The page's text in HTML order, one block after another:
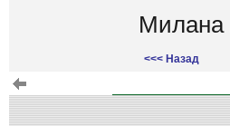
Милана
<<< Назад